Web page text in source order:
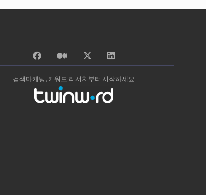
검색마케팅, 키워드 리서치부터 시작하세요